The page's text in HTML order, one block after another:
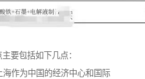
要包括如下几点：
作为中国的经济中心和国际